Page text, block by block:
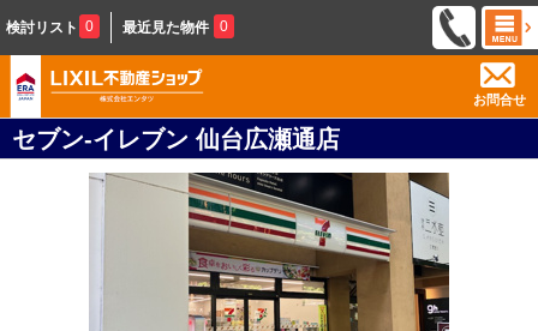
検討リスト 0 最近見た物件 0
お問合せ
セブン‐イレブン 仙台広瀬通店